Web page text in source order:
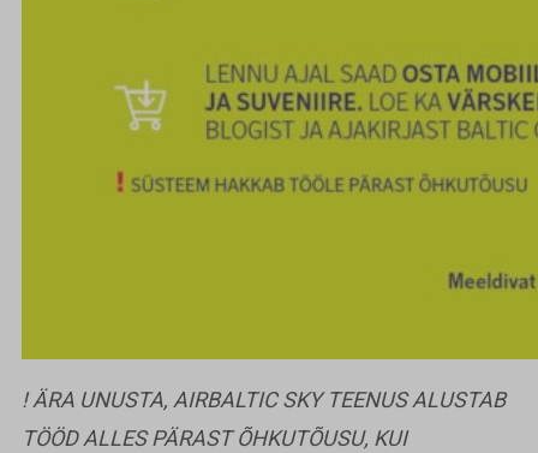
! ÄRA UNUSTA, AIRBALTIC SKY TEENUS ALUSTAB
TÖÖD ALLES PÄRAST ÕHKUTÕUSU, KUI